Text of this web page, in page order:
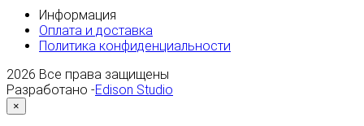
Информация
Оплата и доставка
Политика конфиденциальности
2026 Все права защищены
Разработано -Edison Studio
×